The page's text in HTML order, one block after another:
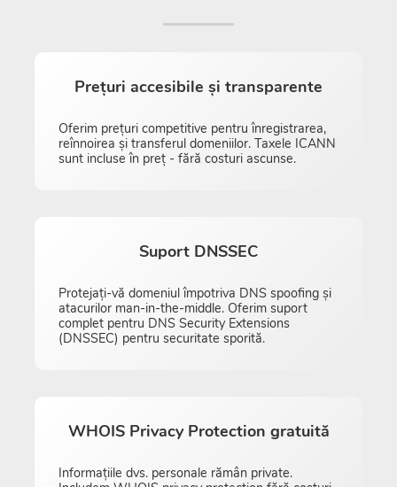
Prețuri accesibile și transparente
Oferim prețuri competitive pentru înregistrarea,
reînnoirea și transferul domeniilor. Taxele ICANN
sunt incluse în preț - fără costuri ascunse.
Suport DNSSEC
Protejați-vă domeniul împotriva DNS spoofing și
atacurilor man-in-the-middle. Oferim suport
complet pentru DNS Security Extensions
(DNSSEC) pentru securitate sporită.
WHOIS Privacy Protection gratuită
Informațiile dvs. personale rămân private.